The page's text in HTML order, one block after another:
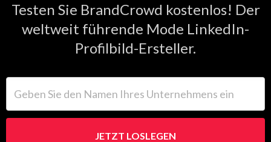
Testen Sie BrandCrowd kostenlos! Der
weltweit führende Mode LinkedIn-
Profilbild-Ersteller.
JETZT LOSLEGEN